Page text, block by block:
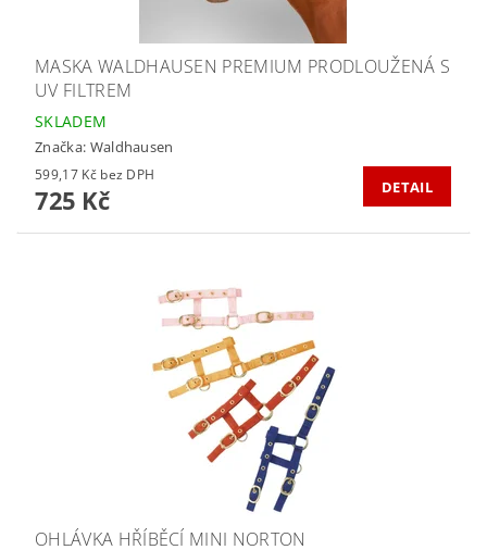
MASKA WALDHAUSEN PREMIUM PRODLOUŽENÁ S
UV FILTREM
SKLADEM
Značka: Waldhausen
599,17 Kč bez DPH
725 Kč DETAIL
OHLÁVKA HŘÍBĚCÍ MINI NORTON